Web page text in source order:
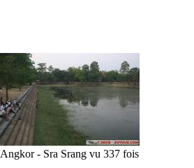
Angkor - Sra Srang vu 337 fois